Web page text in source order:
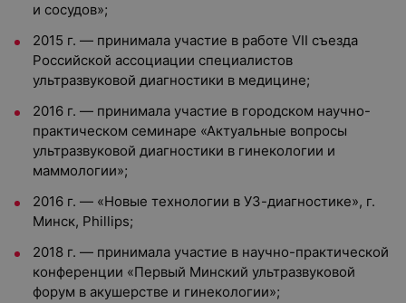
и сосудов»;
2015 г. — принимала участие в работе VII съезда
Российской ассоциации специалистов
ультразвуковой диагностики в медицине;
2016 г. — принимала участие в городском научно-
практическом семинаре «Актуальные вопросы
ультразвуковой диагностики в гинекологии и
маммологии»;
2016 г. — «Новые технологии в УЗ-диагностике», г.
Минск, Phillips;
2018 г. — принимала участие в научно-практической
конференции «Первый Минский ультразвуковой
форум в акушерстве и гинекологии»;